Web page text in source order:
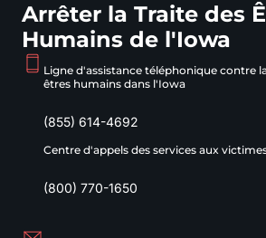
Arrêter la Traite des
Humains de l'Iowa
Ligne d'assistance téléphonique contre
êtres humains dans l'Iowa
(855) 614-4692
Centre d'appels des services aux
(800) 770-1650